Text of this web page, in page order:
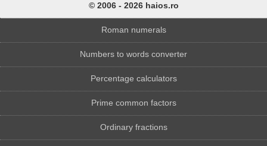
© 2006 - 2026 haios.ro
Roman numerals
Numbers to words converter
Percentage calculators
Prime common factors
Ordinary fractions